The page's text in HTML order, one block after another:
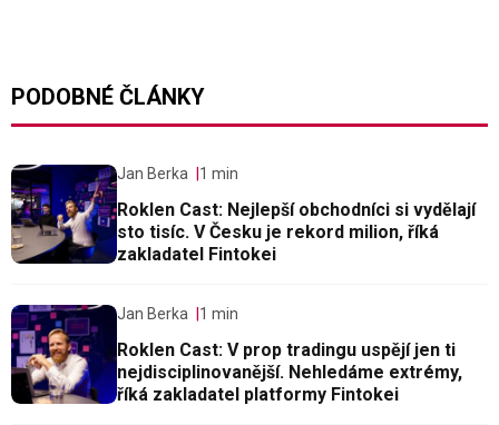
PODOBNÉ ČLÁNKY
Jan Berka 1 min
Roklen Cast: Nejlepší obchodníci si vydělají
sto tisíc. V Česku je rekord milion, říká
zakladatel Fintokei
Jan Berka 1 min
Roklen Cast: V prop tradingu uspějí jen ti
nejdisciplinovanější. Nehledáme extrémy,
říká zakladatel platformy Fintokei